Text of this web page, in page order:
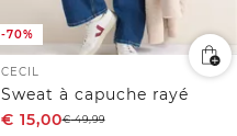
-70%
CECIL
Sweat à capuche rayé
€ 15,00€49,99